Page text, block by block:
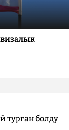
турган болду